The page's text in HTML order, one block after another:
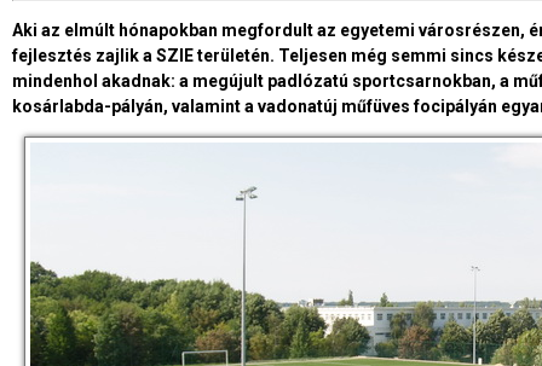
Aki az elmúlt hónapokban megfordult az egyetemi városrészen,
fejlesztés zajlik a SZIE területén. Teljesen még semmi sincs
mindenhol akadnak: a megújult padlózatú sportcsarnokban, a
kosárlabda-pályán, valamint a vadonatúj műfüves focipályán